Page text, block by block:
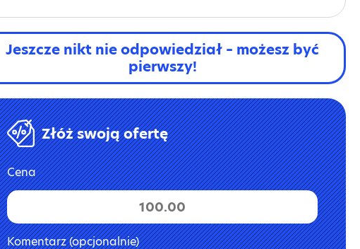
Jeszcze nikt nie odpowiedział – możesz być
pierwszy!
Złóż swoją ofertę
Cena
Komentarz (opcjonalnie)